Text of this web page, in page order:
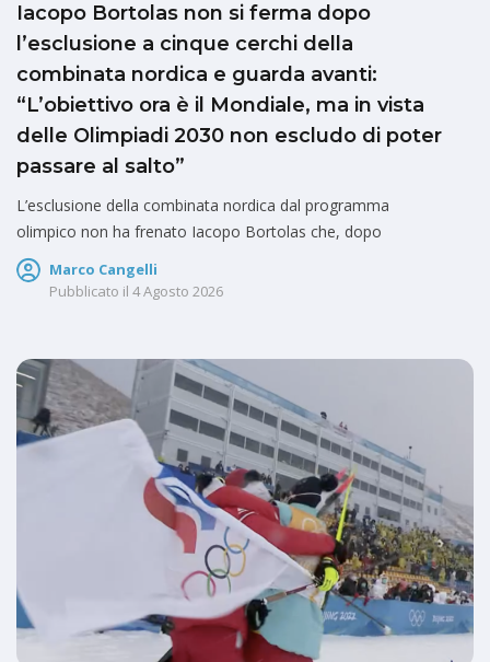
Iacopo Bortolas non si ferma dopo
l’esclusione a cinque cerchi della
combinata nordica e guarda avanti:
“L’obiettivo ora è il Mondiale, ma in vista
delle Olimpiadi 2030 non escludo di poter
passare al salto”
L’esclusione della combinata nordica dal programma
olimpico non ha frenato Iacopo Bortolas che, dopo
Marco Cangelli
Pubblicato il 4 Agosto 2026